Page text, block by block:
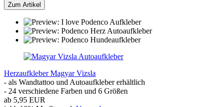
Zum Artikel
Herzaufkleber Magyar Vizsla
- als Wandtattoo und Autoaufkleber erhältlich
- 24 verschiedene Farben und 6 Größen
ab 5,95 EUR